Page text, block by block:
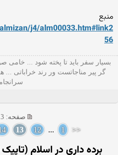
منبع
j4/alm00033.htm#link2
56
بسیار سفر باید تا پخته شود ...
گر پیر مناجاتست ور رند خراباتی
صفحه: 13 / 26
<<
1
...
12
13
برده داری در اسلام